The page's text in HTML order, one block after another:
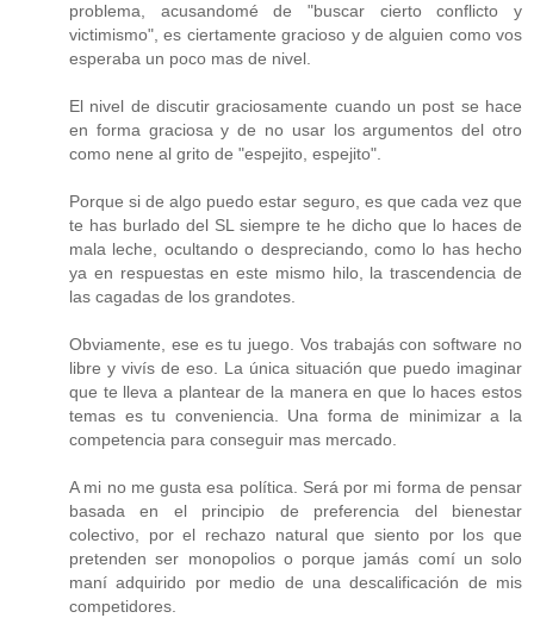
problema, acusandomé de "buscar cierto conflicto y
victimismo", es ciertamente gracioso y de alguien como vos
esperaba un poco mas de nivel.
El nivel de discutir graciosamente cuando un post se hace
en forma graciosa y de no usar los argumentos del otro
como nene al grito de "espejito, espejito".
Porque si de algo puedo estar seguro, es que cada vez que
te has burlado del SL siempre te he dicho que lo haces de
mala leche, ocultando o despreciando, como lo has hecho
ya en respuestas en este mismo hilo, la trascendencia de
las cagadas de los grandotes.
Obviamente, ese es tu juego. Vos trabajás con software no
libre y vivís de eso. La única situación que puedo imaginar
que te lleva a plantear de la manera en que lo haces estos
temas es tu conveniencia. Una forma de minimizar a la
competencia para conseguir mas mercado.
A mi no me gusta esa política. Será por mi forma de pensar
basada en el principio de preferencia del bienestar
colectivo, por el rechazo natural que siento por los que
pretenden ser monopolios o porque jamás comí un solo
maní adquirido por medio de una descalificación de mis
competidores.